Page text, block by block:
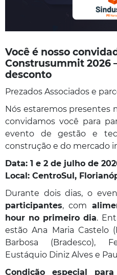
Você é nosso
Construsummit 2026
desconto
Prezados Associados e
Nós estaremos presentes
convidamos você para
evento de gestão e
construção e do mercado
Data: 1 e 2 de julho de
Local: CentroSul,
Durante dois dias, o
participantes, com
hour no primeiro dia.
estão Ana Maria Castelo
Barbosa (Bradesco),
Eustáquio Diniz Alves e
Condição especial